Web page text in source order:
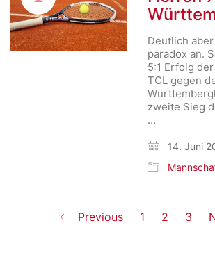
Deutlich
paradox an.
5:1 Erfolg
TCL gegen
zweite Sieg
…
14. Juni
Previous 1 2 3